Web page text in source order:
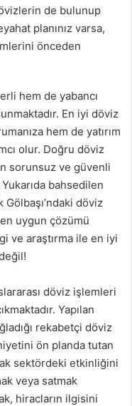
de bulunup
planınız varsa,
önceden
hem de yabancı
En iyi döviz
hem de yatırım
olur. Doğru döviz
sorunsuz ve güvenli
bahsedilen
döviz
uygun çözümü
ve araştırma ile en iyi
döviz işlemleri
Yapılan
rekabetçi döviz
ön planda tutan
sektördeki etkinliğini
veya satmak
hiracların ilgisini